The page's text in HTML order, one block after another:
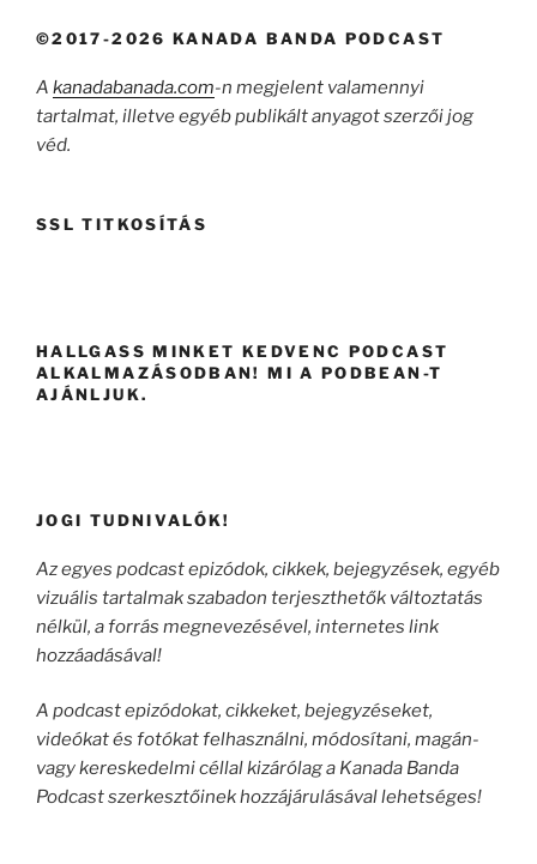
©2017-2026 KANADA BANDA PODCAST
A kanadabanada.com-n megjelent valamennyi
tartalmat, illetve egyéb publikált anyagot szerzői jog
véd.
SSL TITKOSÍTÁS
HALLGASS MINKET KEDVENC PODCAST
ALKALMAZÁSODBAN! MI A PODBEAN-T
AJÁNLJUK.
JOGI TUDNIVALÓK!
Az egyes podcast epizódok, cikkek, bejegyzések, egyéb
vizuális tartalmak szabadon terjeszthetők változtatás
nélkül, a forrás megnevezésével, internetes link
hozzáadásával!
A podcast epizódokat, cikkeket, bejegyzéseket,
videókat és fotókat felhasználni, módosítani, magán-
vagy kereskedelmi céllal kizárólag a Kanada Banda
Podcast szerkesztőinek hozzájárulásával lehetséges!